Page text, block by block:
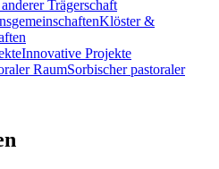
Trägerschaft
Klöster &
Innovative Projekte
Sorbischer pastoraler